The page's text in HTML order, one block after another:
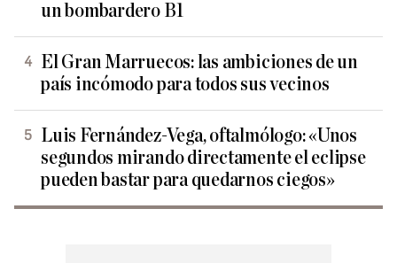
un bombardero B1
El Gran Marruecos: las ambiciones de un
país incómodo para todos sus vecinos
Luis Fernández-Vega, oftalmólogo: «Unos
segundos mirando directamente el eclipse
pueden bastar para quedarnos ciegos»